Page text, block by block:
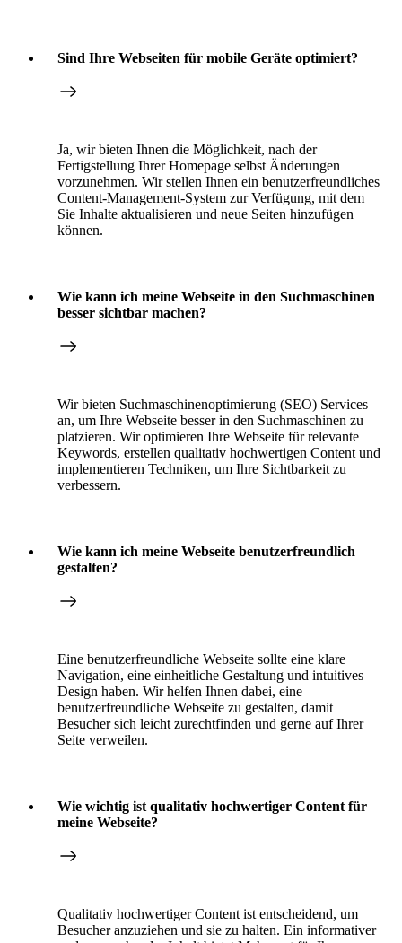
Sind Ihre Webseiten für mobile Geräte optimiert?
Ja, wir bieten Ihnen die Möglichkeit, nach der
Fertigstellung Ihrer Homepage selbst Änderungen
vorzunehmen. Wir stellen Ihnen ein benutzerfreundliches
Content-Management-System zur Verfügung, mit dem
Sie Inhalte aktualisieren und neue Seiten hinzufügen
können.
Wie kann ich meine Webseite in den Suchmaschinen
besser sichtbar machen?
Wir bieten Suchmaschinenoptimierung (SEO) Services
an, um Ihre Webseite besser in den Suchmaschinen zu
platzieren. Wir optimieren Ihre Webseite für relevante
Keywords, erstellen qualitativ hochwertigen Content und
implementieren Techniken, um Ihre Sichtbarkeit zu
verbessern.
Wie kann ich meine Webseite benutzerfreundlich
gestalten?
Eine benutzerfreundliche Webseite sollte eine klare
Navigation, eine einheitliche Gestaltung und intuitives
Design haben. Wir helfen Ihnen dabei, eine
benutzerfreundliche Webseite zu gestalten, damit
Besucher sich leicht zurechtfinden und gerne auf Ihrer
Seite verweilen.
Wie wichtig ist qualitativ hochwertiger Content für
meine Webseite?
Qualitativ hochwertiger Content ist entscheidend, um
Besucher anzuziehen und sie zu halten. Ein informativer